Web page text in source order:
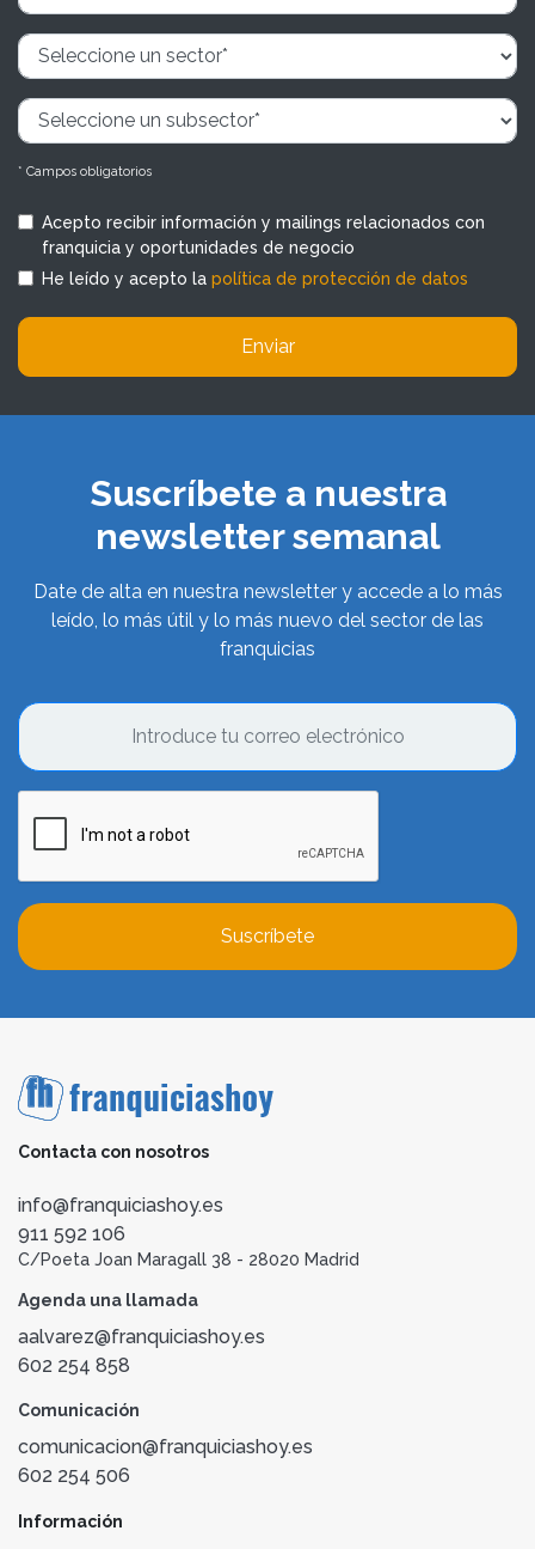
* Campos obligatorios
Acepto recibir información y mailings relacionados con
franquicia y oportunidades de negocio
He leído y acepto la política de protección de datos
Enviar
Suscríbete a nuestra
newsletter semanal
Date de alta en nuestra newsletter y accede a lo más
leído, lo más útil y lo más nuevo del sector de las
franquicias
Suscríbete
Contacta con nosotros
info@franquiciashoy.es
911 592 106
C/Poeta Joan Maragall 38 - 28020 Madrid
Agenda una llamada
aalvarez@franquiciashoy.es
602 254 858
Comunicación
comunicacion@franquiciashoy.es
602 254 506
Información